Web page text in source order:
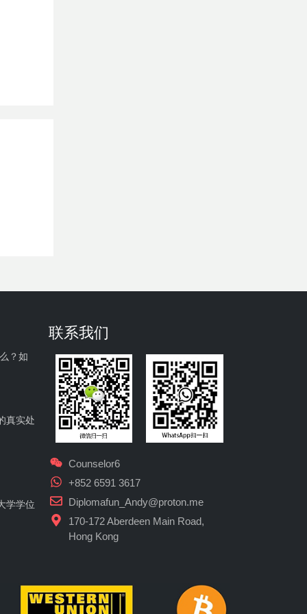
？如
真实处
学学位
联系我们
Counselor6
+852 6591 3617
Diplomafun_Andy@proton.me
170-172 Aberdeen Main Road,
Hong Kong